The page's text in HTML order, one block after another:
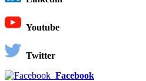
Youtube
Twitter
Facebook